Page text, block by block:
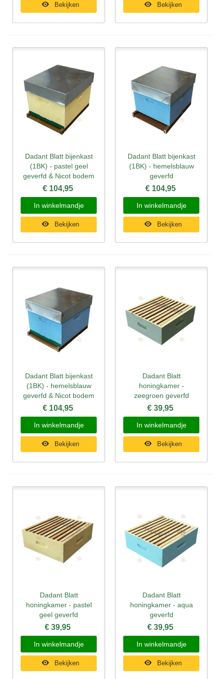
Bekijken Bekijken
Dadant Blatt bijenkast
(1BK) - pastel geel
geverfd & Nicot bodem
€ 104,95
In winkelmandje
Bekijken
Dadant Blatt bijenkast
(1BK) - hemelsblauw
geverfd
€ 104,95
In winkelmandje
Bekijken
Dadant Blatt bijenkast
(1BK) - hemelsblauw
geverfd & Nicot bodem
€ 104,95
In winkelmandje
Bekijken
Dadant Blatt
honingkamer -
zeegroen geverfd
€ 39,95
In winkelmandje
Bekijken
Dadant Blatt
honingkamer - pastel
geel geverfd
€ 39,95
In winkelmandje
Bekijken
Dadant Blatt
honingkamer - aqua
geverfd
€ 39,95
In winkelmandje
Bekijken